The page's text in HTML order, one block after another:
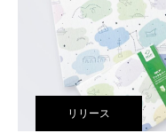
リリース